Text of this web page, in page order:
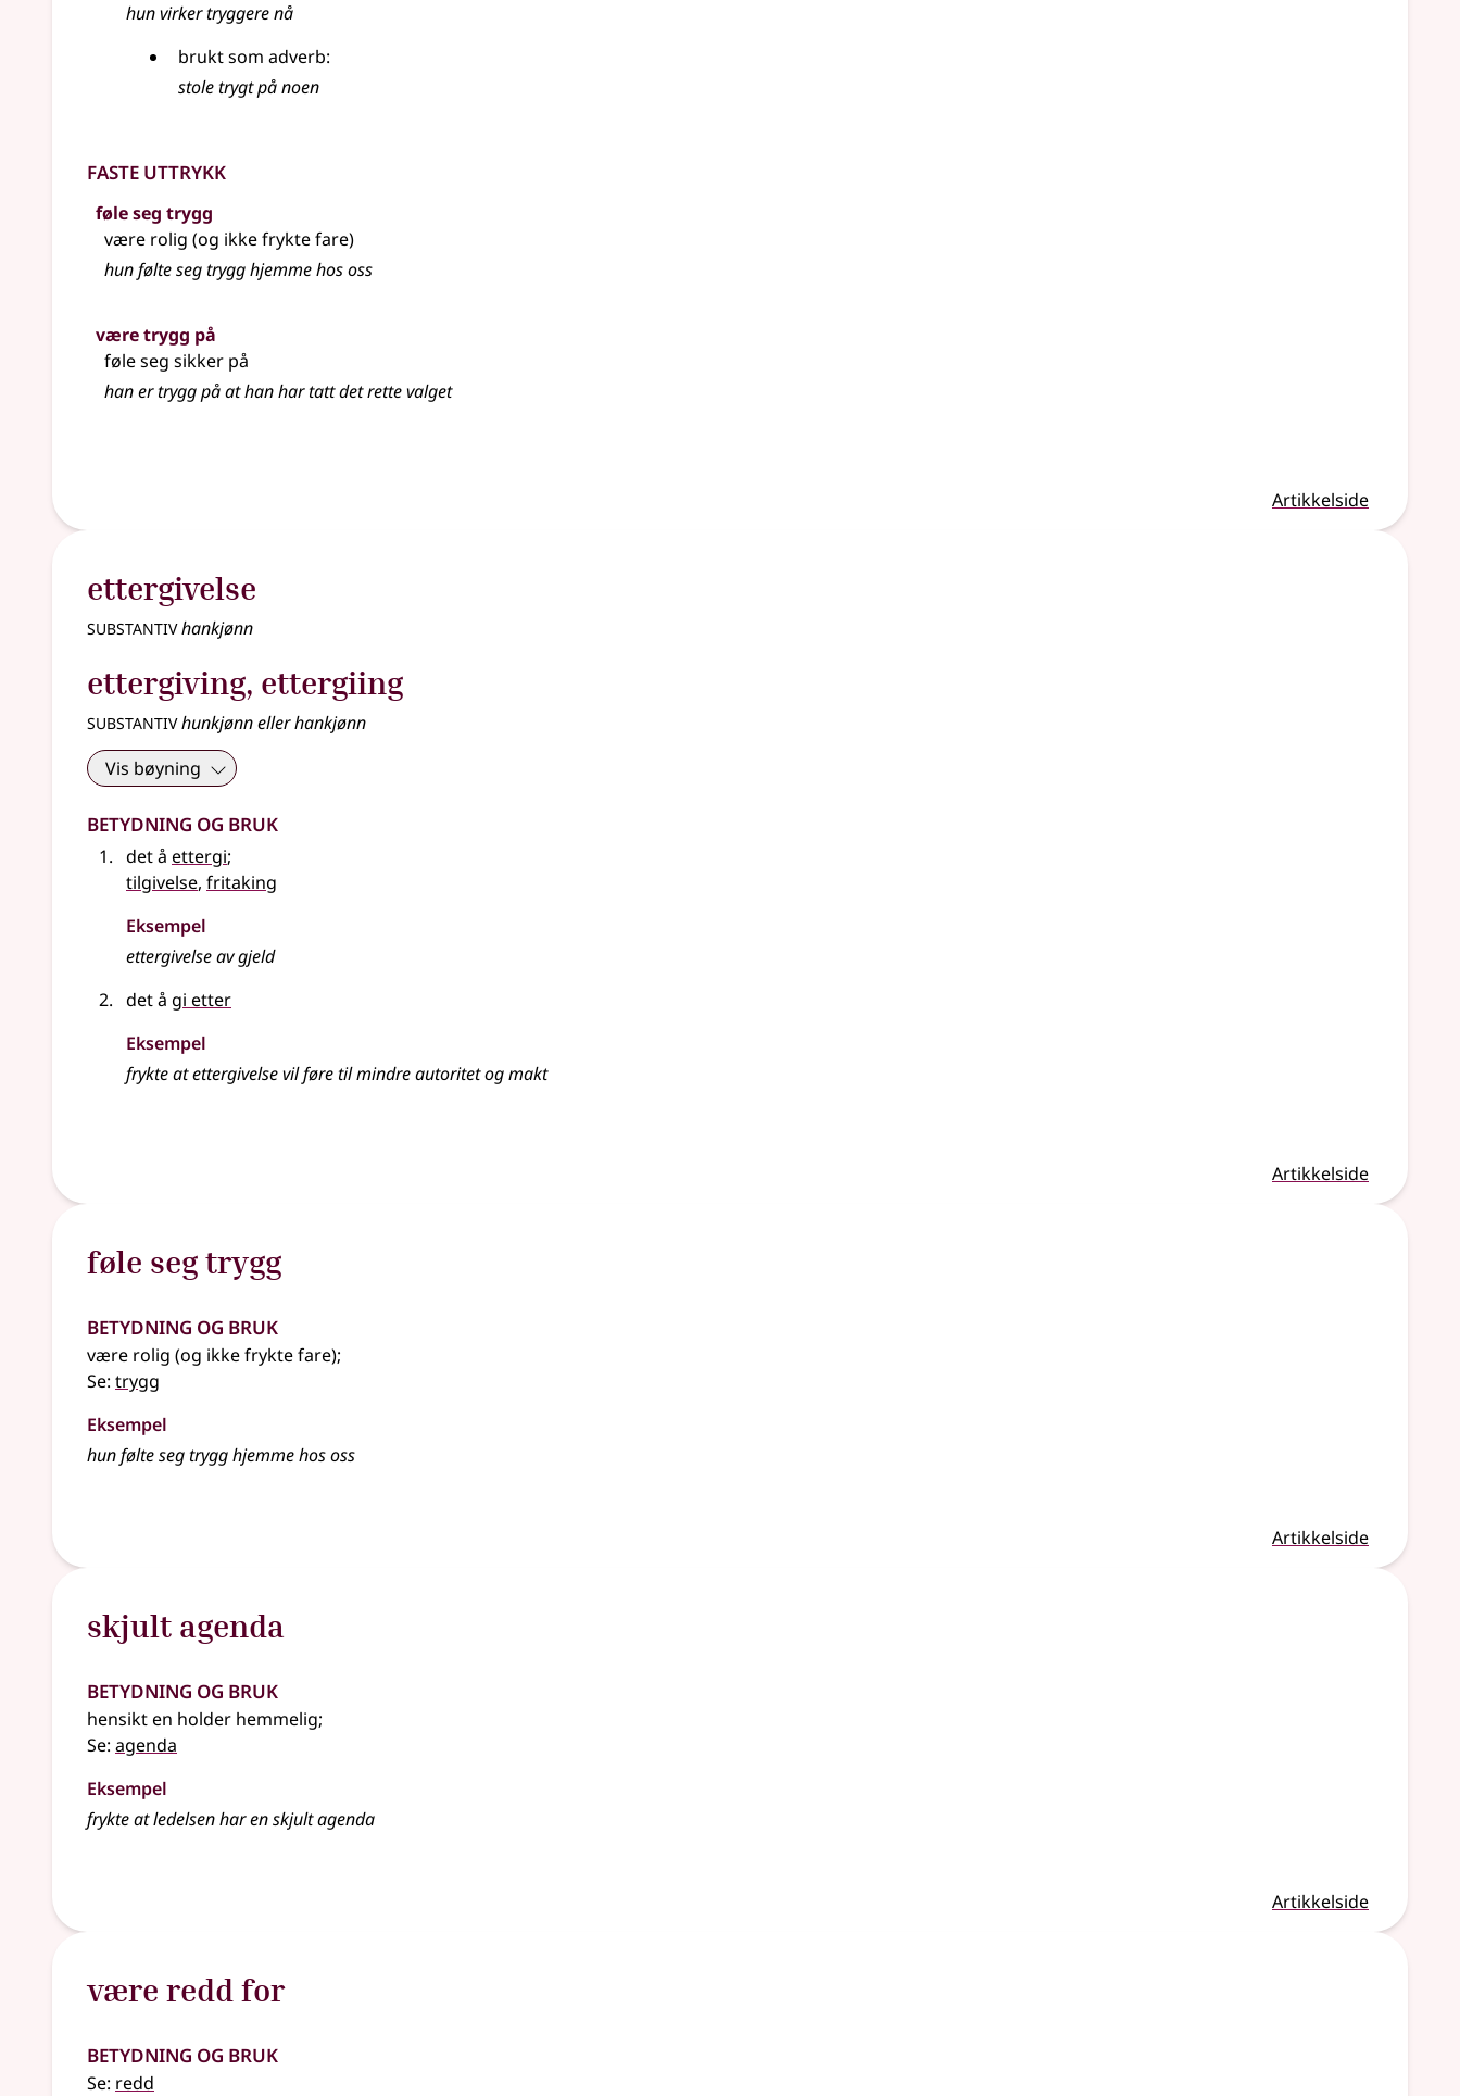
hun virker tryggere nå
bruktsom adverb:
stole trygt på noen
Faste uttrykk
føle seg trygg
være rolig (og ikke frykte fare)
hun følte seg trygg hjemme hos oss
være trygg på
føle seg sikker på
han er trygg på at han har tatt det rette valget
Artikkelside
ettergivelse
substantivhankjønn
ettergiving, ettergiing
substantivhunkjønn eller hankjønn
Vis bøyning
Betydning og bruk
det å ettergi;
tilgivelse, fritaking
Eksempel
ettergivelseav gjeld
det å gi etter
Eksempel
frykte at ettergivelse vil føre til mindre autoritet og makt
Artikkelside
føle seg trygg
Betydning og bruk
være rolig (og ikke frykte fare);
Se: trygg
Eksempel
hun følte seg trygg hjemme hos oss
Artikkelside
skjult agenda
Betydning og bruk
hensikt en holder hemmelig;
Se: agenda
Eksempel
frykte at ledelsen har en skjult agenda
Artikkelside
være redd for
Betydning og bruk
Se: redd